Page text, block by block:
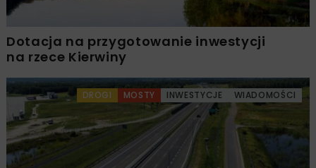
Dotacja na przygotowanie inwestycji
na rzece Kierwiny
DROGI MOSTY INWESTYCJE WIADOMOŚCI